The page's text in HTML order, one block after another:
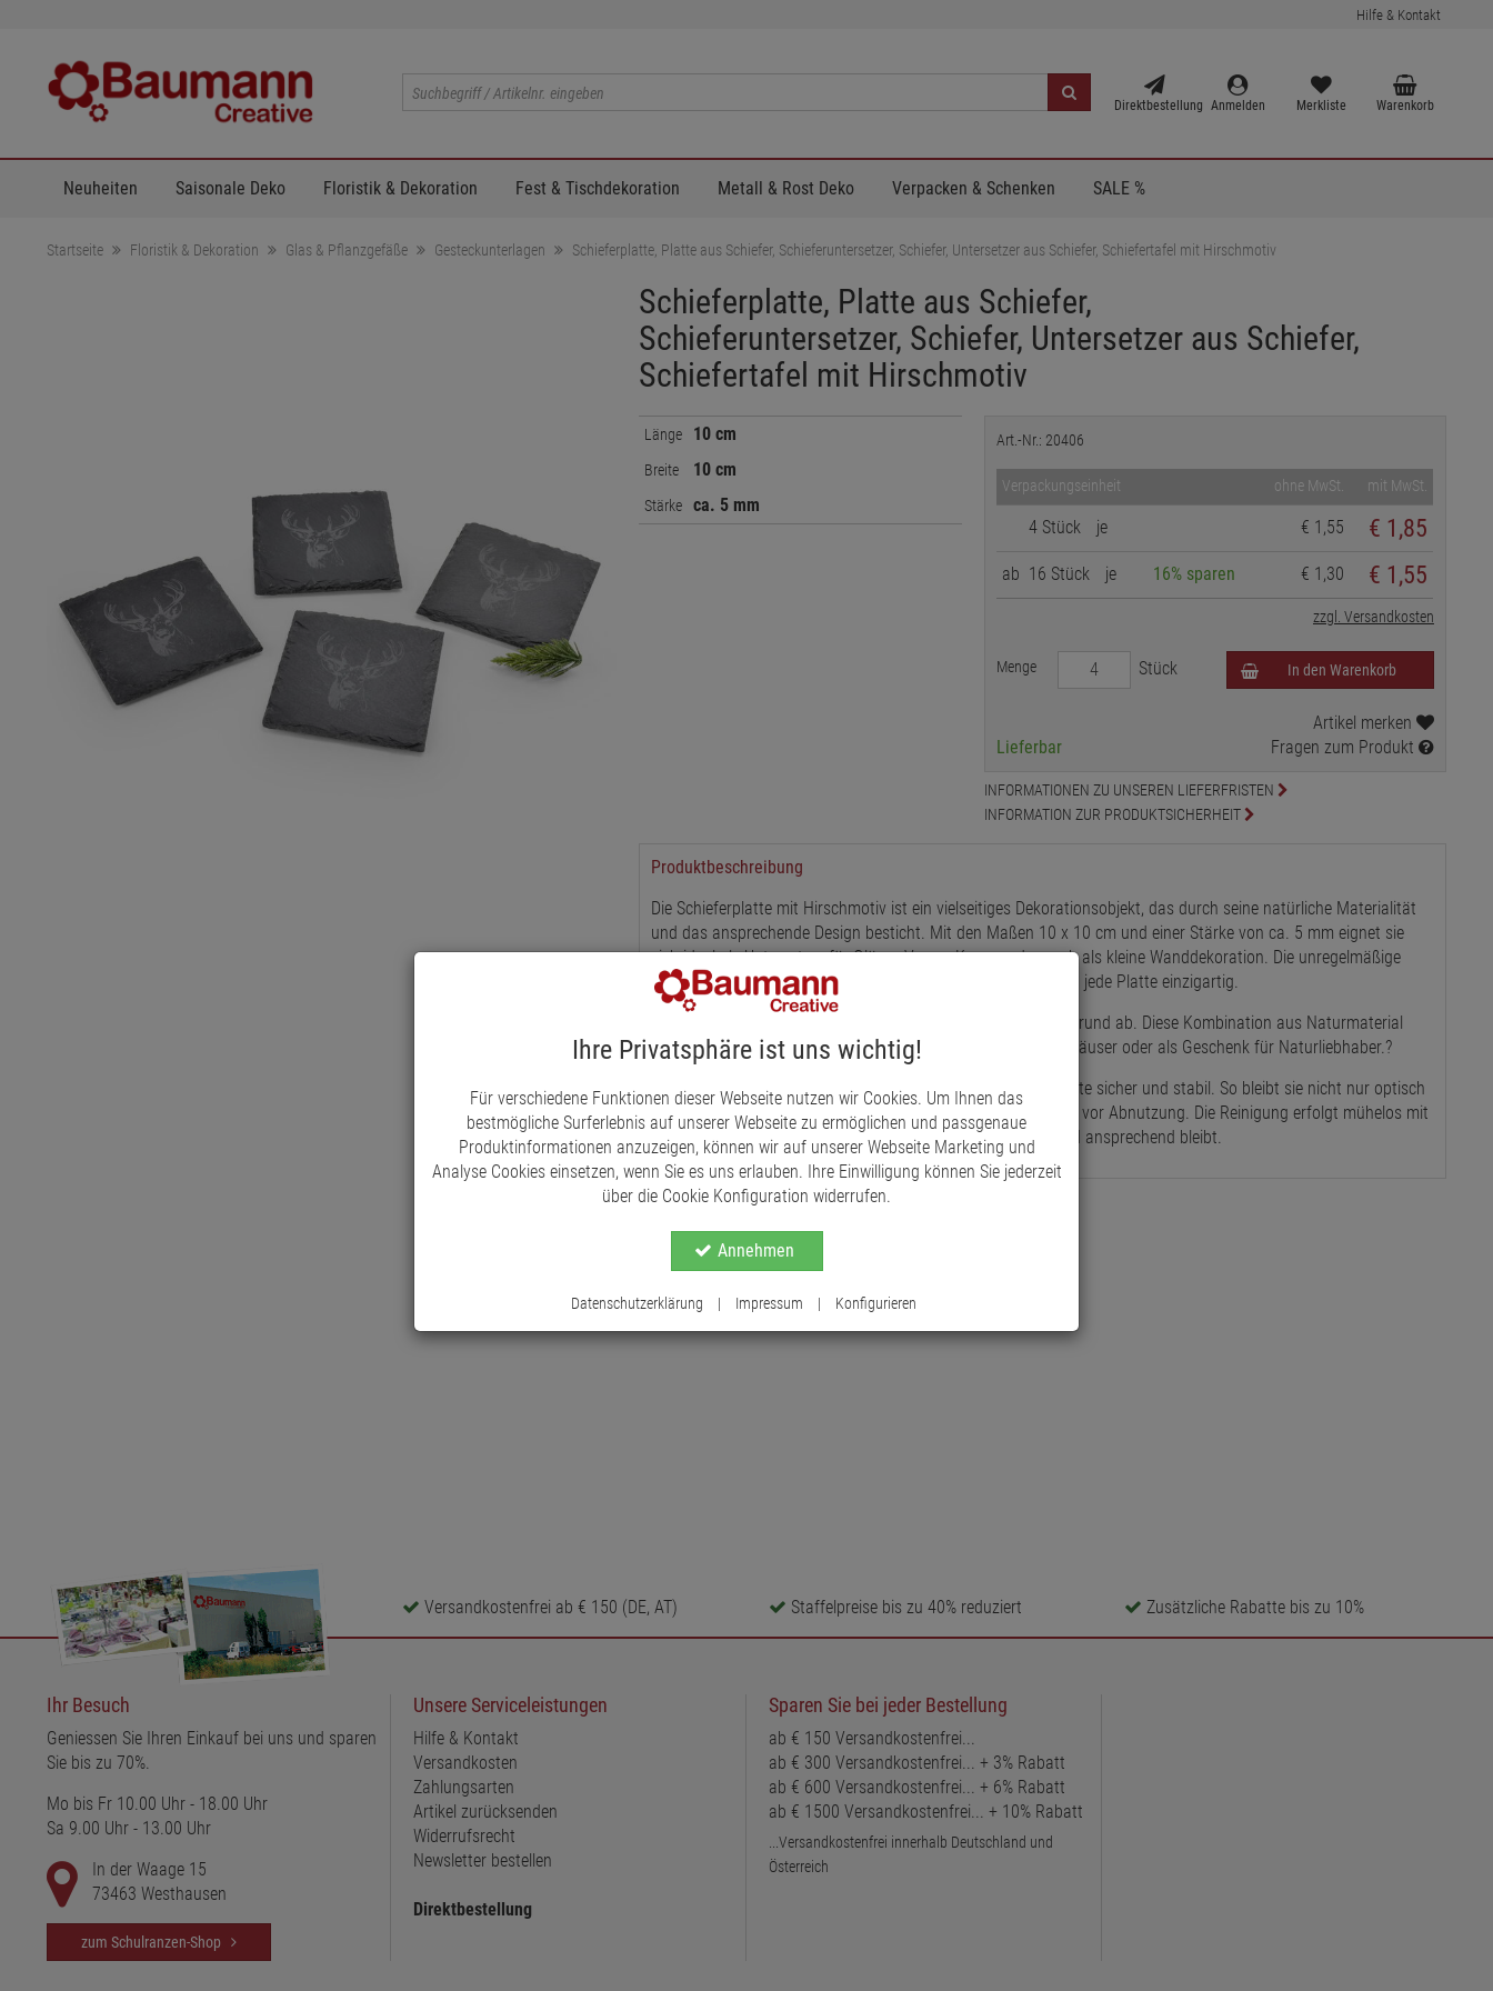
Hilfe & Kontakt
Direktbestellung Anmelden Merkliste Warenkorb
Neuheiten Saisonale Deko Floristik & Dekoration Fest & Tischdekoration Metall & Rost Deko Verpacken & Schenken SALE %
Startseite Floristik & Dekoration Glas & Pflanzgefäße Gesteckunterlagen Schieferplatte, Platte aus Schiefer, Schieferuntersetzer, Schiefer, Untersetzer aus Schiefer, Schiefertafel mit Hirschmotiv
Schieferplatte, Platte aus Schiefer,
Schieferuntersetzer, Schiefer, Untersetzer aus Schiefer,
Schiefertafel mit Hirschmotiv
Länge 10 cm
Breite 10 cm
Stärke ca. 5 mm
Art.-Nr.: 20406
Verpackungseinheit ohne MwSt. mit MwSt.
4 Stück je € 1,55 € 1,85
ab 16 Stück je 16% sparen € 1,30 € 1,55
zzgl. Versandkosten
Menge Stück In den Warenkorb
Lieferbar
Artikel merken
Fragen zum Produkt
INFORMATIONEN ZU UNSEREN LIEFERFRISTEN
INFORMATION ZUR PRODUKTSICHERHEIT
Produktbeschreibung
Die Schieferplatte mit Hirschmotiv ist ein vielseitiges Dekorationsobjekt, das durch seine natürliche Materialität
und das ansprechende Design besticht. Mit den Maßen 10 x 10 cm und einer Stärke von ca. 5 mm eignet sie
sich ideal als Untersetzer für Gläser, Vasen, Kerzen oder auch als kleine Wanddekoration. Die unregelmäßige
Bruchkante unterstreicht den rustikalen Charakter und macht jede Platte einzigartig.
Das Hirschmotiv hebt sich kontrastreich vom dunklen Hintergrund ab. Diese Kombination aus Naturmaterial
und kunstvollem Design passt perfekt in Jagdzimmer, Ferienhäuser oder als Geschenk für Naturliebhaber.?
Dank der vier Gummifüßchen auf der Unterseite steht die Platte sicher und stabil. So bleibt sie nicht nur optisch
ein Highlight, sondern schützt auch empfindliche Oberflächen vor Abnutzung. Die Reinigung erfolgt mühelos mit
einem feuchten Tuch, wodurch das Hirschmotiv stets klar und ansprechend bleibt.
Versandkostenfrei ab € 150 (DE, AT) Staffelpreise bis zu 40% reduziert Zusätzliche Rabatte bis zu 10%
Ihr Besuch
Geniessen Sie Ihren Einkauf bei uns und sparen
Sie bis zu 70%.
Mo bis Fr 10.00 Uhr - 18.00 Uhr
Sa 9.00 Uhr - 13.00 Uhr
In der Waage 15
73463 Westhausen
zum Schulranzen-Shop
Unsere Serviceleistungen
Hilfe & Kontakt
Versandkosten
Zahlungsarten
Artikel zurücksenden
Widerrufsrecht
Newsletter bestellen
Direktbestellung
Sparen Sie bei jeder Bestellung
ab € 150 Versandkostenfrei...
ab € 300 Versandkostenfrei... + 3% Rabatt
ab € 600 Versandkostenfrei... + 6% Rabatt
ab € 1500 Versandkostenfrei... + 10% Rabatt
...Versandkostenfrei innerhalb Deutschland und
Österreich
Ihre Privatsphäre ist uns wichtig!
Für verschiedene Funktionen dieser Webseite nutzen wir Cookies. Um Ihnen das
bestmögliche Surferlebnis auf unserer Webseite zu ermöglichen und passgenaue
Produktinformationen anzuzeigen, können wir auf unserer Webseite Marketing und
Analyse Cookies einsetzen, wenn Sie es uns erlauben. Ihre Einwilligung können Sie jederzeit
über die Cookie Konfiguration widerrufen.
Annehmen
Datenschutzerklärung | Impressum | Konfigurieren